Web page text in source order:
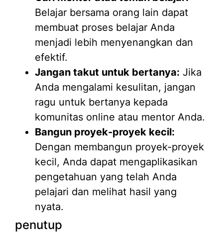
Belajar bersama orang lain dapat
membuat proses belajar Anda
menjadi lebih menyenangkan dan
efektif.
Jangan takut untuk bertanya: Jika
Anda mengalami kesulitan, jangan
ragu untuk bertanya kepada
komunitas online atau mentor Anda.
Bangun proyek-proyek kecil:
Dengan membangun proyek-proyek
kecil, Anda dapat mengaplikasikan
pengetahuan yang telah Anda
pelajari dan melihat hasil yang
nyata.
penutup